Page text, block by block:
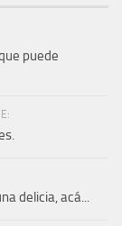
puede
delicia, acá...